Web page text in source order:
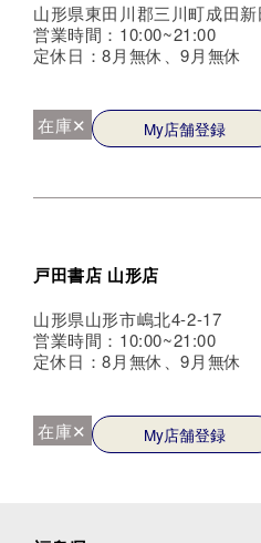
山形県東田川郡三川町成田
営業時間：10:00~21:00
定休日：8月無休、9月無休
在庫✕ My店舗登録
戸田書店 山形店
山形県山形市嶋北4-2-17
営業時間：10:00~21:00
定休日：8月無休、9月無休
在庫✕ My店舗登録